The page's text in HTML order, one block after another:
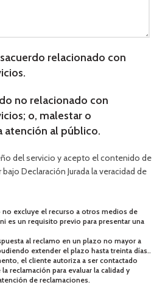
relacionado con
no relacionado con
o, malestar o
atención al público.
del servicio y acepto el contenido de
Declaración Jurada la veracidad de
excluye el recurso a otros medios de
es un requisito previo para presentar una
al reclamo en un plazo no mayor a
extender el plazo hasta treinta días..
el cliente autoriza a ser contactado
reclamación para evaluar la calidad y
de reclamaciones.